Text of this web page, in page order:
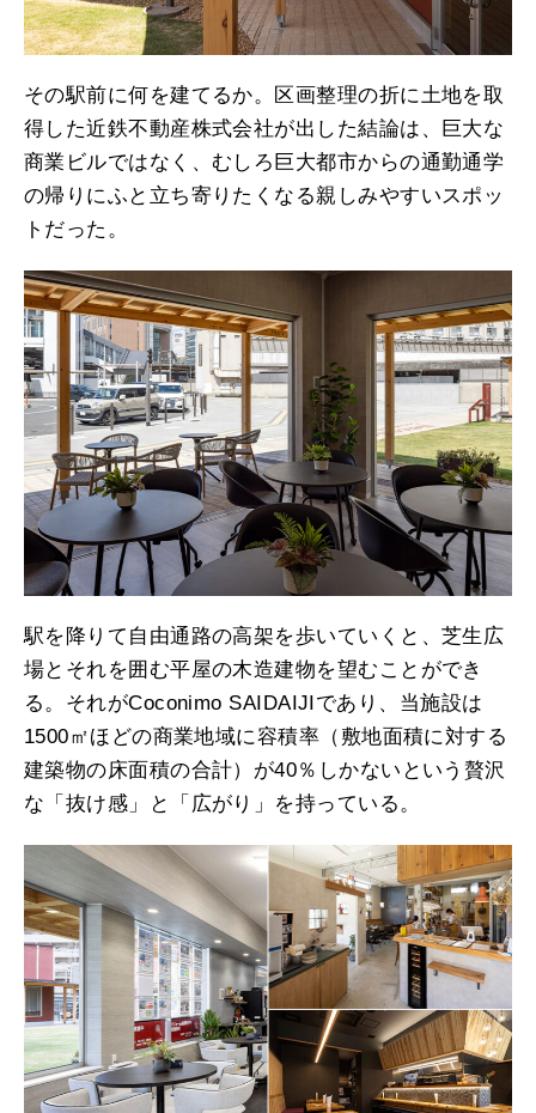
その駅前に何を建てるか。区画整理の折に土地を取
得した近鉄不動産株式会社が出した結論は、巨大な
商業ビルではなく、むしろ巨大都市からの通勤通学
の帰りにふと立ち寄りたくなる親しみやすいスポッ
トだった。
駅を降りて自由通路の高架を歩いていくと、芝生広
場とそれを囲む平屋の木造建物を望むことができ
る。それがCoconimo SAIDAIJIであり、当施設は
1500㎡ほどの商業地域に容積率（敷地面積に対する
建築物の床面積の合計）が40％しかないという贅沢
な「抜け感」と「広がり」を持っている。